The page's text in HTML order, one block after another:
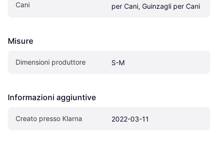
Cani
per Cani, Guinzagli per Cani
Misure
Dimensioni produttore S-M
Informazioni aggiuntive
Creato presso Klarna 2022-03-11